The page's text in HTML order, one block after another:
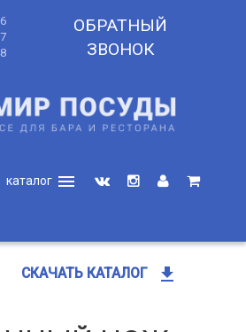
ОБРАТНЫЙ
ЗВОНОК
menu
СКАЧАТЬ КАТАЛОГ get_app